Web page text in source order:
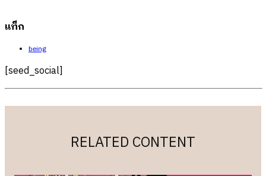
แท็ก
being
[seed_social]
RELATED CONTENT